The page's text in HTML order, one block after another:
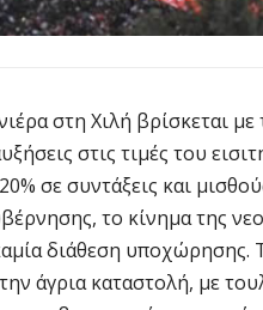
στη Χιλή βρίσκεται
στις τιμές του
σε συντάξεις και
το κίνημα της
διάθεση
άγρια καταστολή, με